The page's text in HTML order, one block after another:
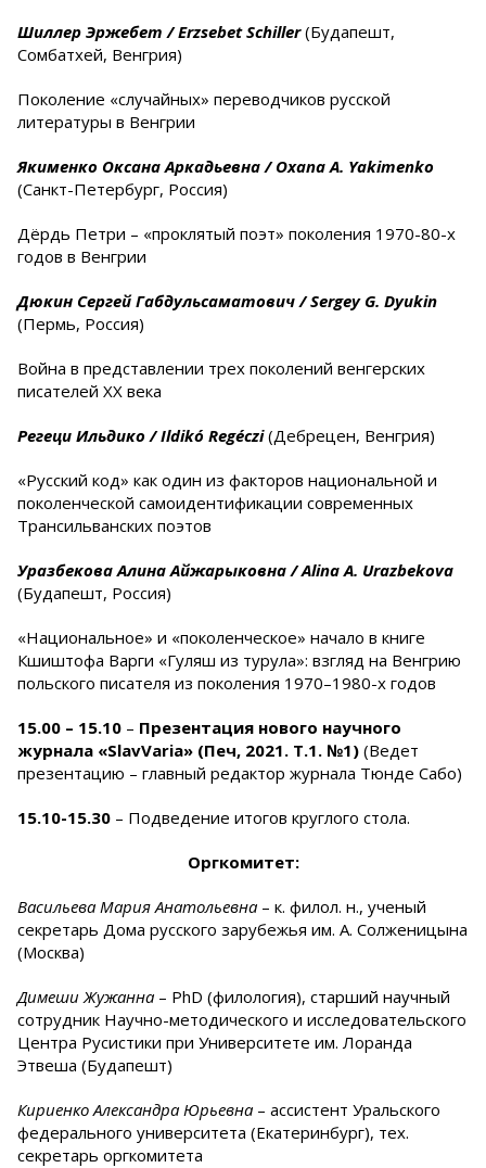
Шиллер Эржебет /Erzsebet Schiller(Будапешт,
Сомбатхей, Венгрия)
Поколение «случайных» переводчиков русской
литературы в Венгрии
Якименко Оксана Аркадьевна /Oxana A. Yakimenko
(Санкт-Петербург, Россия)
Дёрдь Петри – «проклятый поэт» поколения 1970-80-х
годов в Венгрии
Дюкин Сергей Габдульсаматович /Sergey G. Dyukin
(Пермь, Россия)
Война в представлении трех поколений венгерских
писателей ХХ века
Регеци Ильдико /Ildikó Regéczi(Дебрецен, Венгрия)
«Русский код» как один из факторов национальной и
поколенческой самоидентификации современных
Трансильванских поэтов
Уразбекова Алина Айжарыковна /Alina A. Urazbekova
(Будапешт, Россия)
«Национальное» и «поколенческое» начало в книге
Кшиштофа Варги «Гуляш из турула»: взгляд на Венгрию
польского писателя из поколения 1970–1980-х годов
15.00 – 15.10 – Презентация нового научного
журнала «SlavVaria» (Печ, 2021. Т.1. №1) (Ведет
презентацию – главный редактор журнала Тюнде Сабо)
15.10-15.30 – Подведение итогов круглого стола.
Оргкомитет:
Васильева Мария Анатольевна – к. филол. н., ученый
секретарь Дома русского зарубежья им. А. Солженицына
(Москва)
Димеши Жужанна – PhD (филология), старший научный
сотрудник Научно-методического и исследовательского
Центра Русистики при Университете им. Лоранда
Этвеша (Будапешт)
Кириенко Александра Юрьевна – ассистент Уральского
федерального университета (Екатеринбург), тех.
секретарь оргкомитета